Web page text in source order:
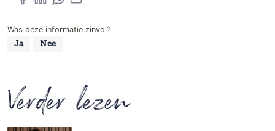
Was deze informatie zinvol?
Ja Nee
Verder lezen